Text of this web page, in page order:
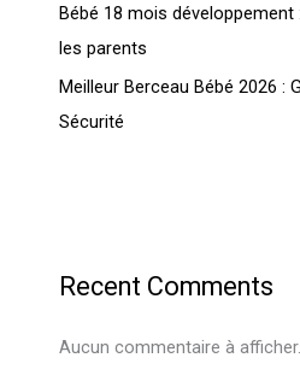
Bébé 18 mois
les parents
Meilleur Berceau Bébé 2026 :
Sécurité
Recent Comments
Aucun commentaire à afficher.